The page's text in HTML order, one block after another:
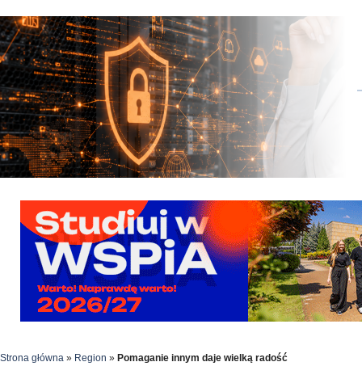
Strona główna » Region » Pomaganie innym daje wielką radość